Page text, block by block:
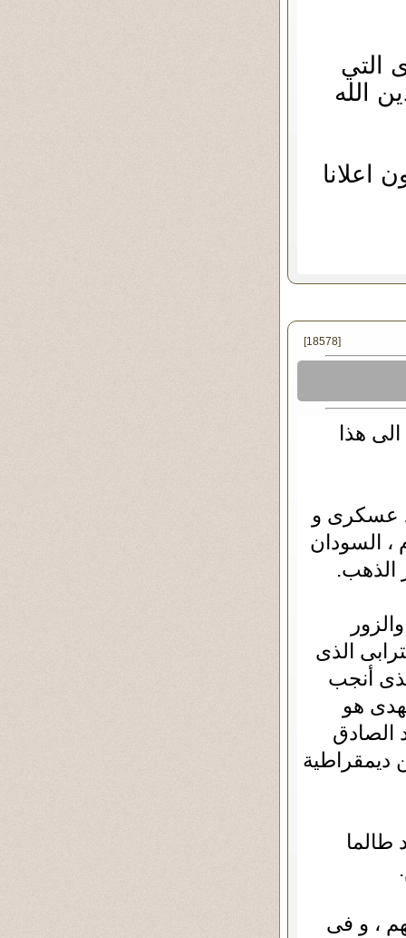
التي
الله
اعلانا
[18578]
هذا
عسكرى و
و المسلمون منذ 1300 عام ، السودان
الذهب.
الذى
أنجب
هو
الصادق
ديمقراطية
، و فى